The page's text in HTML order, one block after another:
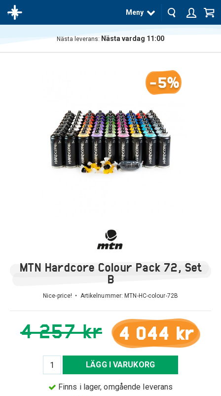
Meny
Nästa leverans: Nästa vardag 11:00
-5%
MTN Hardcore Colour Pack 72, Set
B
Nice-price! • Artikelnummer: MTN-HC-colour-72B
4 257 kr 4 044 kr
LÄGG I VARUKORG
Finns i lager, omgående leverans